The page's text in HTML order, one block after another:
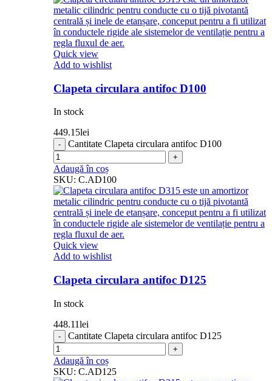
Quick view
Add to wishlist
Clapeta circulara antifoc D100
In stock
449.15lei
Cantitate Clapeta circulara antifoc D100
Adaugă în coș
SKU: C.AD100
Quick view
Add to wishlist
Clapeta circulara antifoc D125
In stock
448.11lei
Cantitate Clapeta circulara antifoc D125
Adaugă în coș
SKU: C.AD125